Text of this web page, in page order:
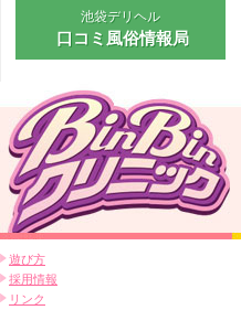
池袋デリヘル
口コミ風俗情報局
遊び方
採用情報
リンク